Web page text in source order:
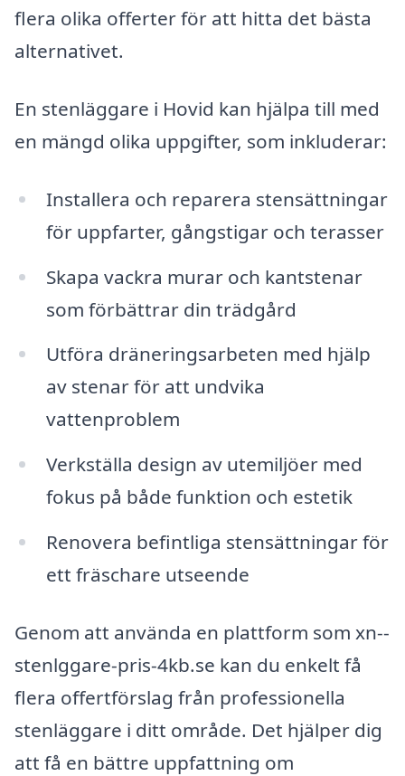
flera olika offerter för att hitta det bästa
alternativet.
En stenläggare i Hovid kan hjälpa till med
en mängd olika uppgifter, som inkluderar:
Installera och reparera stensättningar
för uppfarter, gångstigar och terasser
Skapa vackra murar och kantstenar
som förbättrar din trädgård
Utföra dräneringsarbeten med hjälp
av stenar för att undvika
vattenproblem
Verkställa design av utemiljöer med
fokus på både funktion och estetik
Renovera befintliga stensättningar för
ett fräschare utseende
Genom att använda en plattform som xn--
stenlggare-pris-4kb.se kan du enkelt få
flera offertförslag från professionella
stenläggare i ditt område. Det hjälper dig
att få en bättre uppfattning om